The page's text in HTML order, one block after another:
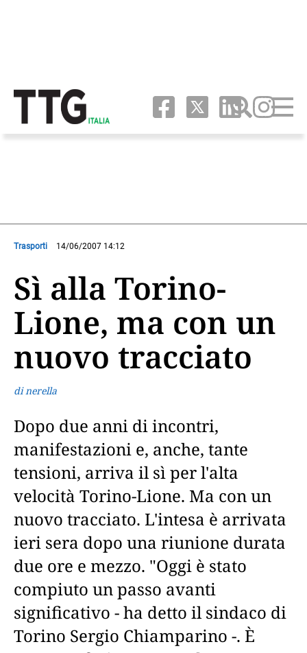
Trasporti 14/06/2007 14:12
Sì alla Torino-
Lione, ma con un
nuovo tracciato
di nerella
Dopo due anni di incontri,
manifestazioni e, anche, tante
tensioni, arriva il sì per l'alta
velocità Torino-Lione. Ma con un
nuovo tracciato. L'intesa è arrivata
ieri sera dopo una riunione durata
due ore e mezzo. "Oggi è stato
compiuto un passo avanti
significativo - ha detto il sindaco di
Torino Sergio Chiamparino -. È